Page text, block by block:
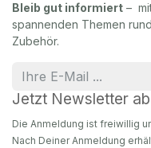
Bleib gut informiert –
spannenden Themen
Zubehör.
Jetzt Newsletter
Die Anmeldung ist freiwillig
Nach Deiner Anmeldung